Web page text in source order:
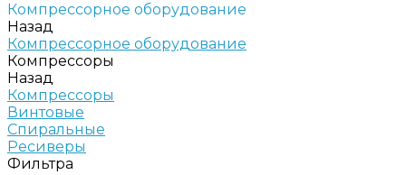
Компрессорное оборудование
Назад
Компрессорное оборудование
Компрессоры
Назад
Компрессоры
Винтовые
Спиральные
Ресиверы
Фильтра